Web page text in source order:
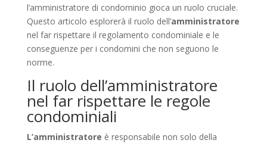
l’amministratore di condominio gioca un ruolo cruciale.
Questo articolo esplorerà il ruolo dell’amministratore
nel far rispettare il regolamento condominiale e le
conseguenze per i condomini che non seguono le
norme.
Il ruolo dell’amministratore
nel far rispettare le regole
condominiali
L’amministratore è responsabile non solo della